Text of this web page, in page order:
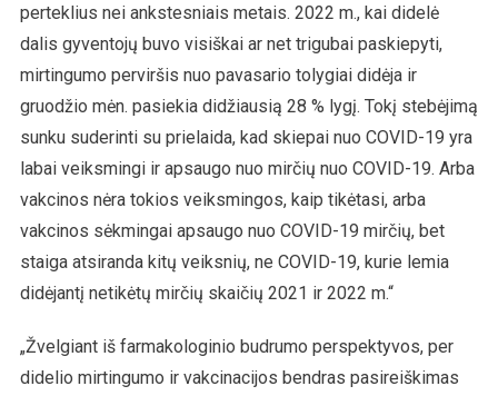
perteklius nei ankstesniais metais. 2022 m., kai didelė
dalis gyventojų buvo visiškai ar net trigubai paskiepyti,
mirtingumo perviršis nuo pavasario tolygiai didėja ir
gruodžio mėn. pasiekia didžiausią 28 % lygį. Tokį stebėjimą
sunku suderinti su prielaida, kad skiepai nuo COVID-19 yra
labai veiksmingi ir apsaugo nuo mirčių nuo COVID-19. Arba
vakcinos nėra tokios veiksmingos, kaip tikėtasi, arba
vakcinos sėkmingai apsaugo nuo COVID-19 mirčių, bet
staiga atsiranda kitų veiksnių, ne COVID-19, kurie lemia
didėjantį netikėtų mirčių skaičių 2021 ir 2022 m.“
„Žvelgiant iš farmakologinio budrumo perspektyvos, per
didelio mirtingumo ir vakcinacijos bendras pasireiškimas